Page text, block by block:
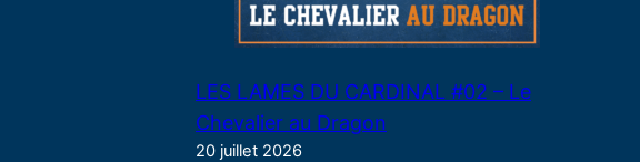
LES LAMES DU CARDINAL #02 – Le
Chevalier au Dragon
20 juillet 2026